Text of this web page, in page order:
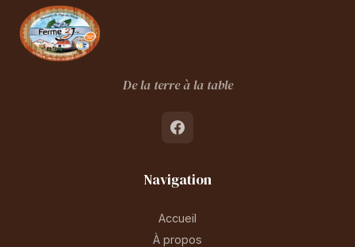
De la terre à la table
Navigation
Accueil
À propos